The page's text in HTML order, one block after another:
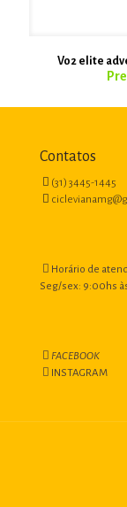
Vo2 elite
Contatos
(31) 3445-1445
Horário de
Seg/sex: 9:00hs
FACEBOOK
INSTAGRAM